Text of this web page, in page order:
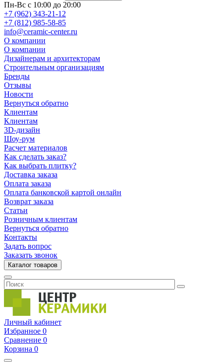
Пн-Вс с 10:00 до 20:00
+7 (962) 343-21-12
+7 (812) 985-58-85
info@ceramic-center.ru
О компании
О компании
Дизайнерам и архитекторам
Строительным организациям
Бренды
Отзывы
Новости
Вернуться обратно
Клиентам
Клиентам
3D-дизайн
Шоу-рум
Расчет материалов
Как сделать заказ?
Как выбрать плитку?
Доставка заказа
Оплата заказа
Оплата банковской картой онлайн
Возврат заказа
Статьи
Розничным клиентам
Вернуться обратно
Контакты
Задать вопрос
Заказать звонок
Каталог товаров
Личный кабинет
Избранное 0
Сравнение 0
Корзина 0